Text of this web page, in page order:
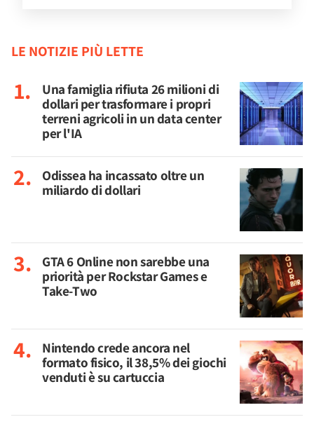
LE NOTIZIE PIÙ LETTE
Una famiglia rifiuta 26 milioni di
dollari per trasformare i propri
terreni agricoli in un data center
per l'IA
Odissea ha incassato oltre un
miliardo di dollari
GTA 6 Online non sarebbe una
priorità per Rockstar Games e
Take-Two
Nintendo crede ancora nel
formato fisico, il 38,5% dei giochi
venduti è su cartuccia